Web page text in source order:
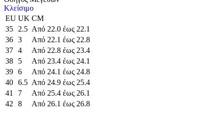
Κλείσιμο
EU UK CM
35
2.5 Από 22.0 έως 22.1
36 3
Από 22.1 έως 22.8
37 4
Από 22.8 έως 23.4
38
5
Από 23.4 έως 24.1
39 6
Από 24.1 έως 24.8
40 6.5 Από 24.9 έως 25.4
41
7
Από 25.4 έως 26.1
42
8 Από 26.1 έως 26.8